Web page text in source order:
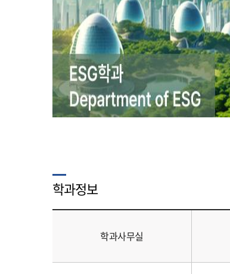
학과정보
학과사무실